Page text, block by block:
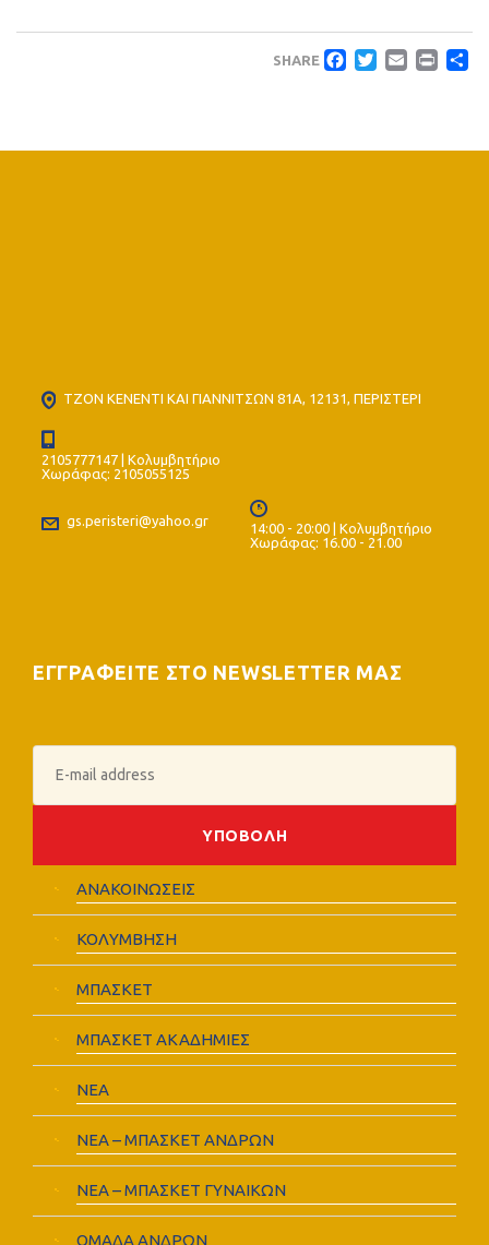
ντέρμπι με ΠΑΟ
τελικό
Camp….
SHARE
ΤΖΟΝ ΚΕΝΕΝΤΙ ΚΑΙ ΓΙΑΝΝΙΤΣΩΝ 81Α, 12131, ΠΕΡΙΣΤΕΡΙ
2105777147 | Κολυμβητήριο
Χωράφας: 2105055125
gs.peristeri@yahoo.gr
14:00 - 20:00 | Κολυμβητήριο
Χωράφας: 16.00 - 21.00
ΕΓΓΡΑΦΕΙΤΕ ΣΤΟ NEWSLETTER ΜΑΣ
ΑΝΑΚΟΙΝΩΣΕΙΣ
ΚΟΛΥΜΒΗΣΗ
ΜΠΑΣΚΕΤ
ΜΠΑΣΚΕΤ ΑΚΑΔΗΜΙΕΣ
ΝΕΑ
ΝΕΑ – ΜΠΑΣΚΕΤ ΑΝΔΡΩΝ
ΝΕΑ – ΜΠΑΣΚΕΤ ΓΥΝΑΙΚΩΝ
ΟΜΑΔΑ ΑΝΔΡΩΝ